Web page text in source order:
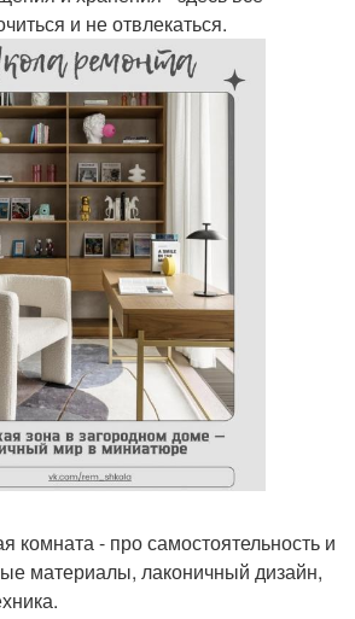
и не отвлекаться.
комната - про самостоятельность и
материалы, лаконичный дизайн,